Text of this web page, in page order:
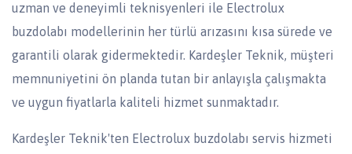
uzman ve deneyimli teknisyenleri ile Electrolux
buzdolabı modellerinin her türlü arızasını kısa sürede ve
garantili olarak gidermektedir. Kardeşler Teknik, müşteri
memnuniyetini ön planda tutan bir anlayışla çalışmakta
ve uygun fiyatlarla kaliteli hizmet sunmaktadır.
Kardeşler Teknik'ten Electrolux buzdolabı servis hizmeti